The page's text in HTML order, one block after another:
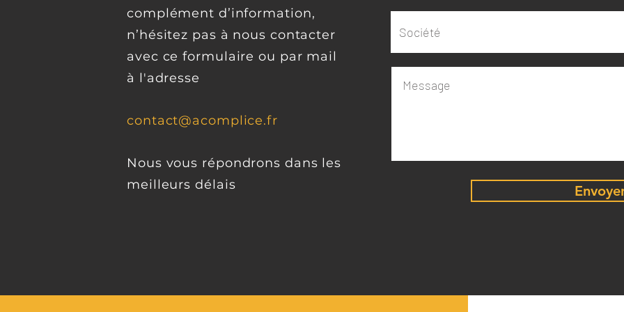
complément d’information,
n’hésitez pas à nous contacter
avec ce formulaire ou par mail
à l'adresse
contact@acomplice.fr
Nous vous répondrons dans les
meilleurs délais